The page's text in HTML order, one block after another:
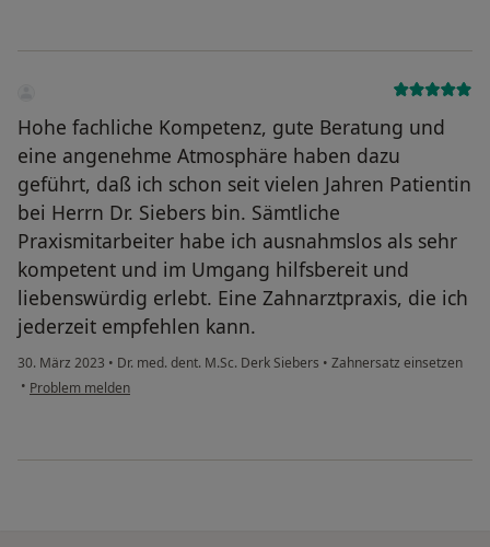
Hohe fachliche Kompetenz, gute Beratung und
eine angenehme Atmosphäre haben dazu
geführt, daß ich schon seit vielen Jahren Patientin
bei Herrn Dr. Siebers bin. Sämtliche
Praxismitarbeiter habe ich ausnahmslos als sehr
kompetent und im Umgang hilfsbereit und
liebenswürdig erlebt. Eine Zahnarztpraxis, die ich
jederzeit empfehlen kann.
30. März 2023 • Dr. med. dent. M.Sc. Derk Siebers • Zahnersatz einsetzen
• Problem melden